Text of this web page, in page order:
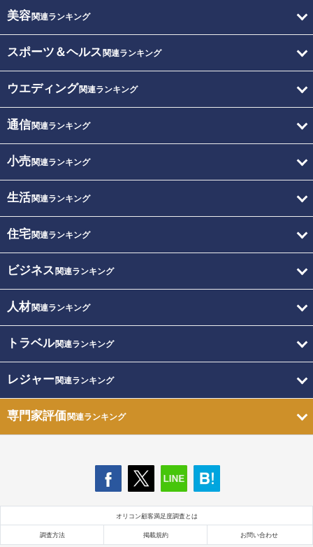
美容関連ランキング
スポーツ＆ヘルス 関連ランキング
ウエディング関連ランキング
通信関連ランキング
小売関連ランキング
生活関連ランキング
住宅関連ランキング
ビジネス 関連ランキング
人材関連ランキング
トラベル関連ランキング
レジャー関連ランキング
専門家評価関連ランキング
オリコン顧客満足度調査とは
調査方法 掲載規約 お問い合わせ